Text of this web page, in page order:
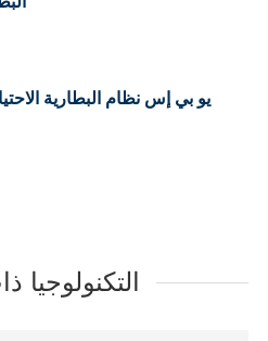
عزل الأطراف: عزل مزدوج (ميكانيكي + غراء إيبوكسي).
يو بي إس نظام البطارية
التكنولوجيا